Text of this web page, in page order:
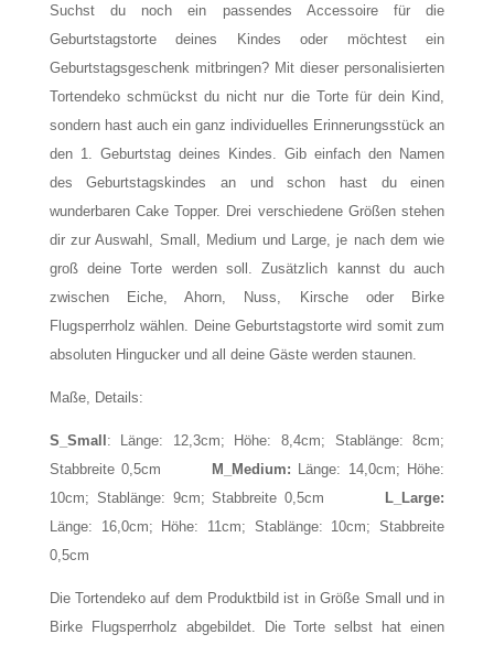
Suchst du noch ein passendes Accessoire für die
Geburtstagstorte deines Kindes oder möchtest ein
Geburtstagsgeschenk mitbringen? Mit dieser personalisierten
Tortendeko schmückst du nicht nur die Torte für dein Kind,
sondern hast auch ein ganz individuelles Erinnerungsstück an
den 1. Geburtstag deines Kindes. Gib einfach den Namen
des Geburtstagskindes an und schon hast du einen
wunderbaren Cake Topper. Drei verschiedene Größen stehen
dir zur Auswahl, Small, Medium und Large, je nach dem wie
groß deine Torte werden soll. Zusätzlich kannst du auch
zwischen Eiche, Ahorn, Nuss, Kirsche oder Birke
Flugsperrholz wählen. Deine Geburtstagstorte wird somit zum
absoluten Hingucker und all deine Gäste werden staunen.
Maße, Details:
S_Small : Länge: 12,3cm; Höhe: 8,4cm; Stablänge: 8cm;
Stabbreite 0,5cm
M_Medium:
Länge: 14,0cm; Höhe:
10cm; Stablänge: 9cm; Stabbreite 0,5cm
L_Large:
Länge: 16,0cm; Höhe: 11cm; Stablänge: 10cm; Stabbreite
0,5cm
Die Tortendeko auf dem Produktbild ist in Größe Small und in
Birke Flugsperrholz abgebildet. Die Torte selbst hat einen